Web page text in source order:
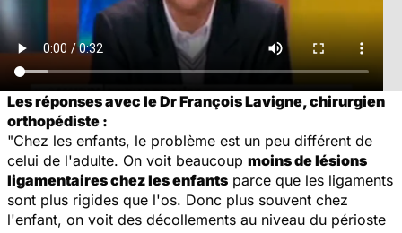
Les réponses avec le Dr François Lavigne, chirurgien
orthopédiste :
"Chez les enfants, le problème est un peu différent de
celui de l'adulte. On voit beaucoup moins de lésions
ligamentaires chez les enfants parce que les ligaments
sont plus rigides que l'os. Donc plus souvent chez
l'enfant, on voit des décollements au niveau du périoste